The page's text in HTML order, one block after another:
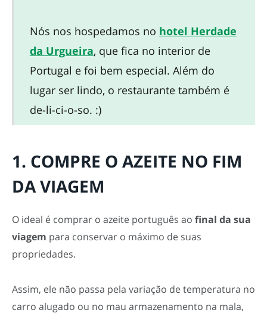
Nós nos hospedamos no hotel Herdade
da Urgueira, que fica no interior de
Portugal e foi bem especial. Além do
lugar ser lindo, o restaurante também é
de-li-ci-o-so. :)
1. COMPRE O AZEITE NO FIM
DA VIAGEM
O ideal é comprar o azeite português ao final da sua
viagem para conservar o máximo de suas
propriedades.
Assim, ele não passa pela variação de temperatura no
carro alugado ou no mau armazenamento na mala,